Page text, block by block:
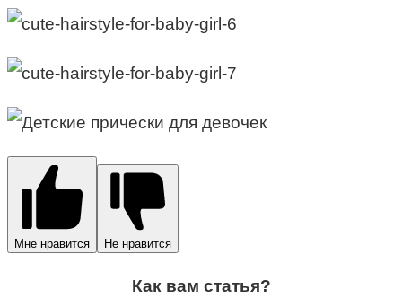
Мне нравится Не нравится
Как вам статья?